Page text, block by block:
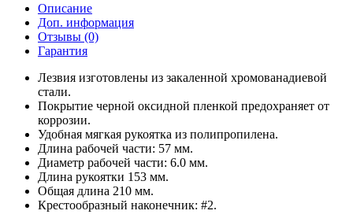
Описание
Доп. информация
Отзывы (0)
Гарантия
Лезвия изготовлены из закаленной хромованадиевой
стали.
Покрытие черной оксидной пленкой предохраняет от
коррозии.
Удобная мягкая рукоятка из полипропилена.
Длина рабочей части: 57 мм.
Диаметр рабочей части: 6.0 мм.
Длина рукоятки 153 мм.
Общая длина 210 мм.
Крестообразный наконечник: #2.